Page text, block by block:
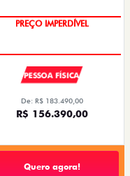
SAIA DE FIAT 0KM
PESSOA FÍSICA
De: R$ 183.490,00
R$ 156.390,00
Quero agora!